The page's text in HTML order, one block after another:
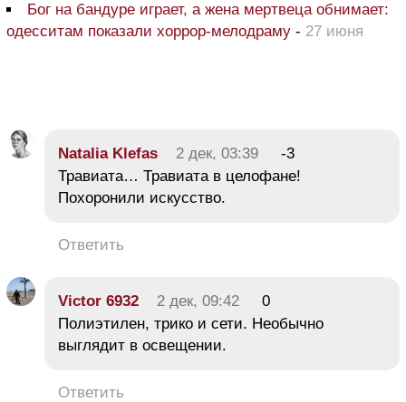
Бог на бандуре играет, а жена мертвеца обнимает:
одесситам показали хоррор-мелодраму - 27 июня
Natalia Klefas 2 дек, 03:39
-3
Травиата… Травиата в целофане!
Похоронили искусство.
Ответить
Victor 6932 2 дек, 09:42
0
Полиэтилен, трико и сети. Необычно
выглядит в освещении.
Ответить